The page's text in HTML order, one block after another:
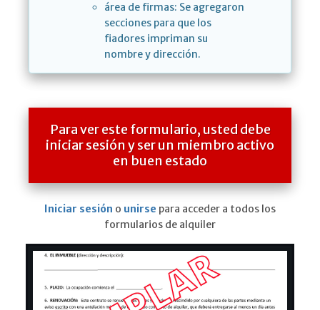
área de firmas: Se agregaron
secciones para que los
fiadores impriman su
nombre y dirección.
Para ver este formulario, usted debe
iniciar sesión y ser un miembro activo
en buen estado
Iniciar sesión o unirse para acceder a todos los
formularios de alquiler